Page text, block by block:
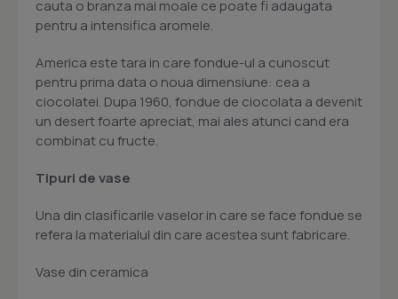
cauta o branza mai moale ce poate fi adaugata
pentru a intensifica aromele.
America este tara in care fondue-ul a cunoscut
pentru prima data o noua dimensiune: cea a
ciocolatei. Dupa 1960, fondue de ciocolata a devenit
un desert foarte apreciat, mai ales atunci cand era
combinat cu fructe.
Tipuri de vase
Una din clasificarile vaselor in care se face fondue se
refera la materialul din care acestea sunt fabricare.
Vase din ceramica